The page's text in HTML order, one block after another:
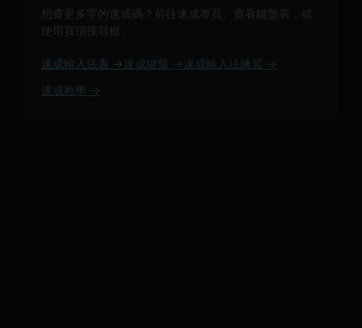
想查更多字的速成碼？前往速成專頁、查看鍵盤表，或
使用頁頂搜尋框。
速成輸入法表 → 速成鍵盤 → 速成輸入法練習 →
速成教學 →